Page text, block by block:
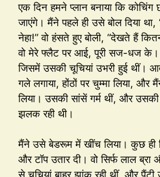
एक दिन हमने प्लान बनाया कि
जाएंगे। मैंने पहले ही उसे बोल दिया
नेहा!” वो हंसते हुए बोली, “देखते हैं
वो मेरे फ्लैट पर आई, पूरी सज-धज के।
जिसमें उसकी चूचियां उभरी हुई थीं।
गले लगाया, होंठों पर चुम्मा लिया,
लिया। उसकी सांसें गर्म थीं, और
झलक रही थी।
मैंने उसे बेडरूम में खींच लिया। कुछ ही
और टॉप उतार दी। वो सिर्फ लाल